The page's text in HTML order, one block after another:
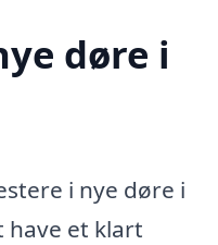
døre i
i nye døre i
et klart